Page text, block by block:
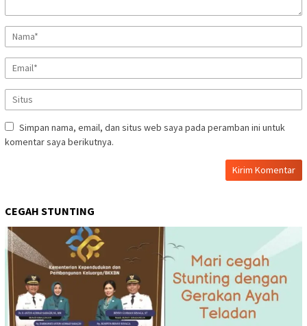
Simpan nama, email, dan situs web saya pada peramban ini untuk
komentar saya berikutnya.
CEGAH STUNTING